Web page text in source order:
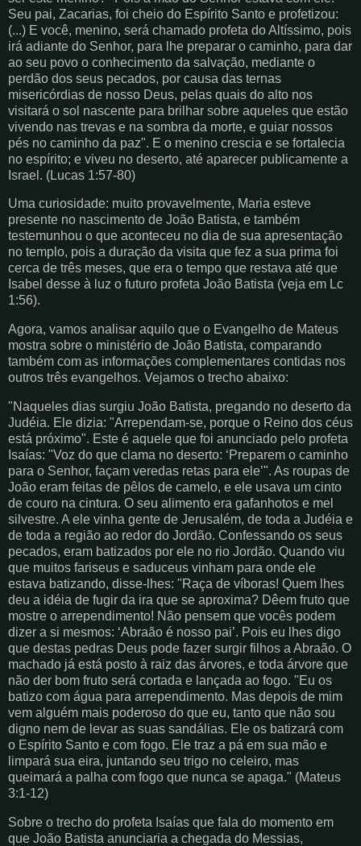
Seu pai, Zacarias, foi cheio do Espírito Santo e profetizou:
(...) E você, menino, será chamado profeta do Altíssimo, pois
irá adiante do Senhor, para lhe preparar o caminho, para dar
ao seu povo o conhecimento da salvação, mediante o
perdão dos seus pecados, por causa das ternas
misericórdias de nosso Deus, pelas quais do alto nos
visitará o sol nascente para brilhar sobre aqueles que estão
vivendo nas trevas e na sombra da morte, e guiar nossos
pés no caminho da paz". E o menino crescia e se fortalecia
no espírito; e viveu no deserto, até aparecer publicamente a
Israel. (Lucas 1:57-80)
Uma curiosidade: muito provavelmente, Maria esteve
presente no nascimento de João Batista, e também
testemunhou o que aconteceu no dia de sua apresentação
no templo, pois a duração da visita que fez a sua prima foi
cerca de três meses, que era o tempo que restava até que
Isabel desse à luz o futuro profeta João Batista (veja em Lc
1:56).
Agora, vamos analisar aquilo que o Evangelho de Mateus
mostra sobre o ministério de João Batista, comparando
também com as informações complementares contidas nos
outros três evangelhos. Vejamos o trecho abaixo:
"Naqueles dias surgiu João Batista, pregando no deserto da
Judéia. Ele dizia: "Arrependam-se, porque o Reino dos céus
está próximo". Este é aquele que foi anunciado pelo profeta
Isaías: "Voz do que clama no deserto: ‘Preparem o caminho
para o Senhor, façam veredas retas para ele’". As roupas de
João eram feitas de pêlos de camelo, e ele usava um cinto
de couro na cintura. O seu alimento era gafanhotos e mel
silvestre. A ele vinha gente de Jerusalém, de toda a Judéia e
de toda a região ao redor do Jordão. Confessando os seus
pecados, eram batizados por ele no rio Jordão. Quando viu
que muitos fariseus e saduceus vinham para onde ele
estava batizando, disse-lhes: "Raça de víboras! Quem lhes
deu a idéia de fugir da ira que se aproxima? Dêem fruto que
mostre o arrependimento! Não pensem que vocês podem
dizer a si mesmos: ‘Abraão é nosso pai’. Pois eu lhes digo
que destas pedras Deus pode fazer surgir filhos a Abraão. O
machado já está posto à raiz das árvores, e toda árvore que
não der bom fruto será cortada e lançada ao fogo. "Eu os
batizo com água para arrependimento. Mas depois de mim
vem alguém mais poderoso do que eu, tanto que não sou
digno nem de levar as suas sandálias. Ele os batizará com
o Espírito Santo e com fogo. Ele traz a pá em sua mão e
limpará sua eira, juntando seu trigo no celeiro, mas
queimará a palha com fogo que nunca se apaga." (Mateus
3:1-12)
Sobre o trecho do profeta Isaías que fala do momento em
que João Batista anunciaria a chegada do Messias,